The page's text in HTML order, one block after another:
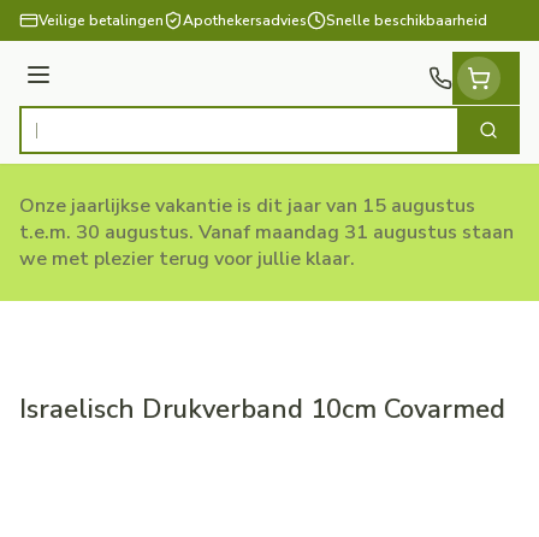
Ga naar de inhoud
Veilige betalingen Apothekersadvies Snelle beschikbaarheid
Menu
Product, merk, categorie... Zoek
Onze jaarlijkse vakantie is dit jaar van 15 augustus
t.e.m. 30 augustus. Vanaf maandag 31 augustus staan
we met plezier terug voor jullie klaar.
Israelisch Drukverband 10cm Covarmed